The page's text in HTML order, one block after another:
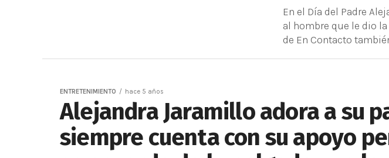
En el Día del Padre
al hombre que le dio
de En Contacto
ENTRETENIMIENTO hace 5 años
Alejandra Jaramillo adora a su
siempre cuenta con su apoyo